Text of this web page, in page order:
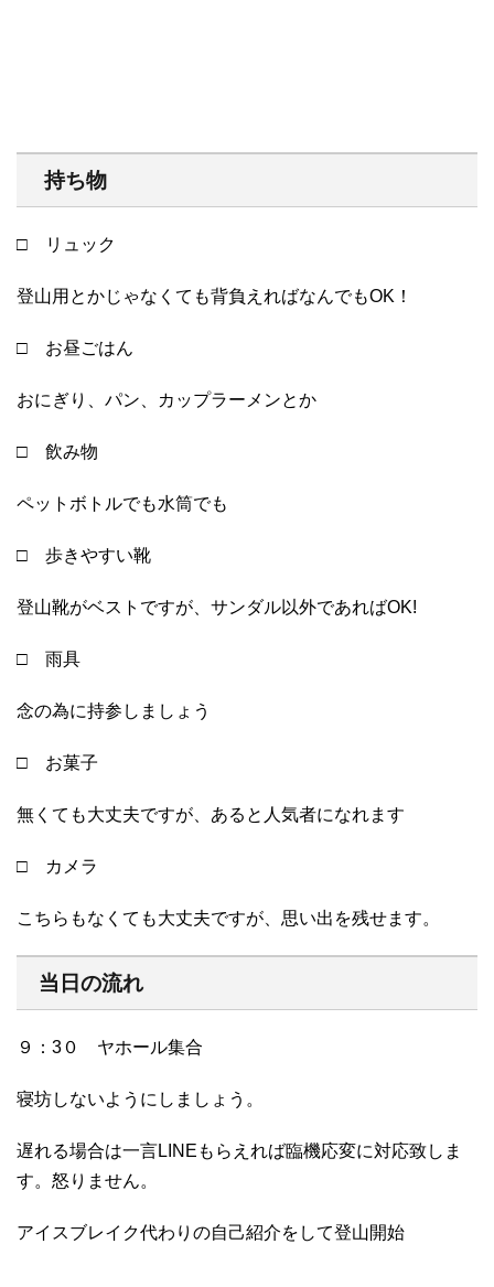
持ち物
□ リュック
登山用とかじゃなくても背負えればなんでもOK！
□ お昼ごはん
おにぎり、パン、カップラーメンとか
□ 飲み物
ペットボトルでも水筒でも
□ 歩きやすい靴
登山靴がベストですが、サンダル以外であればOK!
□ 雨具
念の為に持参しましょう
□ お菓子
無くても大丈夫ですが、あると人気者になれます
□ カメラ
こちらもなくても大丈夫ですが、思い出を残せます。
当日の流れ
９：3０ ヤホール集合
寝坊しないようにしましょう。
遅れる場合は一言LINEもらえれば臨機応変に対応致しま
す。怒りません。
アイスブレイク代わりの自己紹介をして登山開始